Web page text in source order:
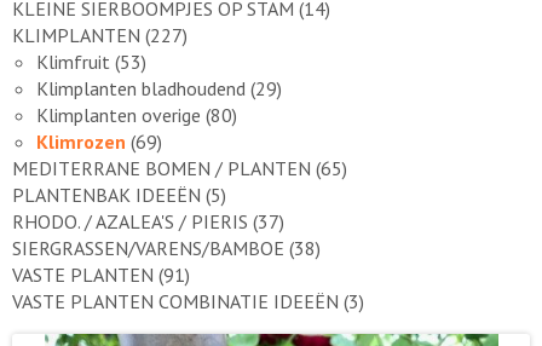
KLEINE SIERBOOMPJES OP STAM (14)
KLIMPLANTEN (227)
Klimfruit (53)
Klimplanten bladhoudend (29)
Klimplanten overige (80)
Klimrozen (69)
MEDITERRANE BOMEN / PLANTEN (65)
PLANTENBAK IDEEËN (5)
RHODO. / AZALEA'S / PIERIS (37)
SIERGRASSEN/VARENS/BAMBOE (38)
VASTE PLANTEN (91)
VASTE PLANTEN COMBINATIE IDEEËN (3)